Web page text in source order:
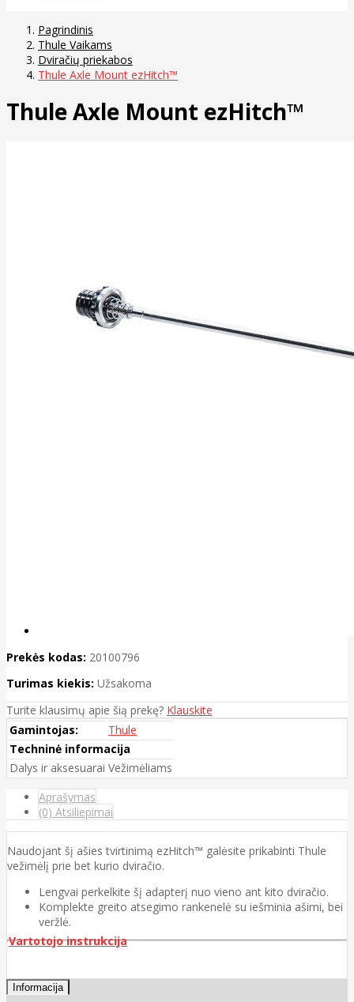
Pagrindinis
Thule Vaikams
Dviračių priekabos
Thule Axle Mount ezHitch™
Thule Axle Mount ezHitch™
Prekės kodas: 20100796
Turimas kiekis: Užsakoma
Turite klausimų apie šią prekę? Klauskite
Gamintojas:
Thule
Techninė informacija
Dalys ir aksesuarai Vežimėliams
Aprašymas
(0) Atsiliepimai
Naudojant šį ašies tvirtinimą ezHitch™ galėsite prikabinti Thule
vežimėlį prie bet kurio dviračio.
Lengvai perkelkite šį adapterį nuo vieno ant kito dviračio.
Komplekte greito atsegimo rankenelė su iešminia ašimi, bei
veržlė.
Vartotojo instrukcija
Informacija